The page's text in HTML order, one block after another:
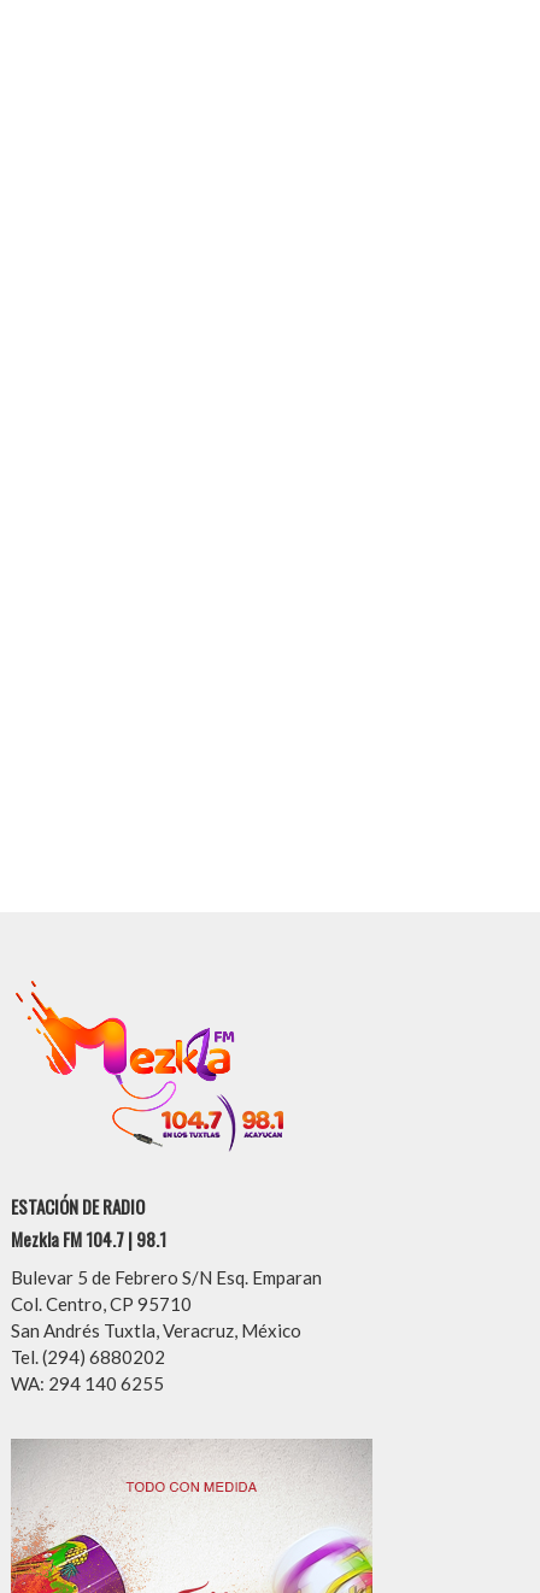
ESTACIÓN DE RADIO
Mezkla FM 104.7 | 98.1
Bulevar 5 de Febrero S/N Esq. Emparan
Col. Centro, CP 95710
San Andrés Tuxtla, Veracruz, México
Tel. (294) 6880202
WA: 294 140 6255